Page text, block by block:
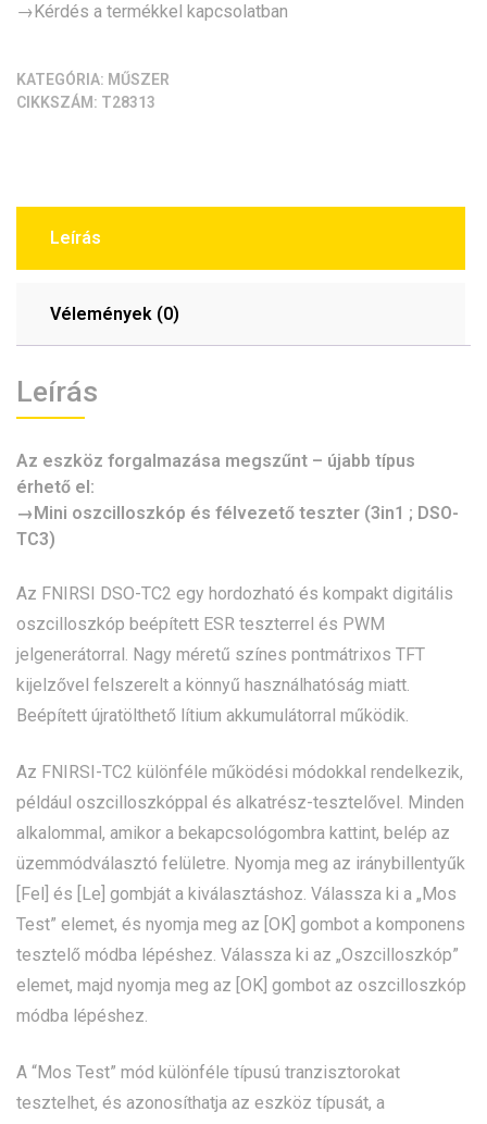
→Kérdés a termékkel kapcsolatban
KATEGÓRIA: MŰSZER
CIKKSZÁM: T28313
Leírás
Vélemények (0)
Leírás
Az eszköz forgalmazása megszűnt – újabb típus
érhető el:
→Mini oszcilloszkóp és félvezető teszter (3in1 ; DSO-
TC3)
Az FNIRSI DSO-TC2 egy hordozható és kompakt digitális
oszcilloszkóp beépített ESR teszterrel és PWM
jelgenerátorral. Nagy méretű színes pontmátrixos TFT
kijelzővel felszerelt a könnyű használhatóság miatt.
Beépített újratölthető lítium akkumulátorral működik.
Az FNIRSI-TC2 különféle működési módokkal rendelkezik,
például oszcilloszkóppal és alkatrész-tesztelővel. Minden
alkalommal, amikor a bekapcsológombra kattint, belép az
üzemmódválasztó felületre. Nyomja meg az iránybillentyűk
[Fel] és [Le] gombját a kiválasztáshoz. Válassza ki a „Mos
Test” elemet, és nyomja meg az [OK] gombot a komponens
tesztelő módba lépéshez. Válassza ki az „Oszcilloszkóp”
elemet, majd nyomja meg az [OK] gombot az oszcilloszkóp
módba lépéshez.
A “Mos Test” mód különféle típusú tranzisztorokat
tesztelhet, és azonosíthatja az eszköz típusát, a